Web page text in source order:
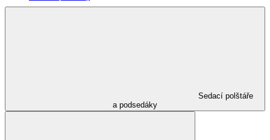
Sedací polštáře
a podsedáky